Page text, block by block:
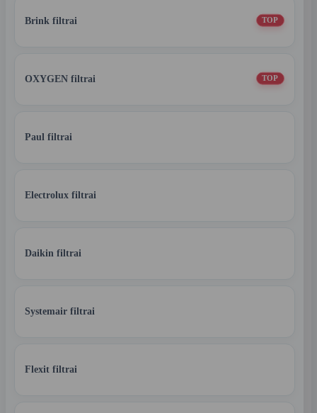
Brink filtrai TOP
OXYGEN filtrai TOP
Paul filtrai
Electrolux filtrai
Daikin filtrai
Systemair filtrai
Flexit filtrai